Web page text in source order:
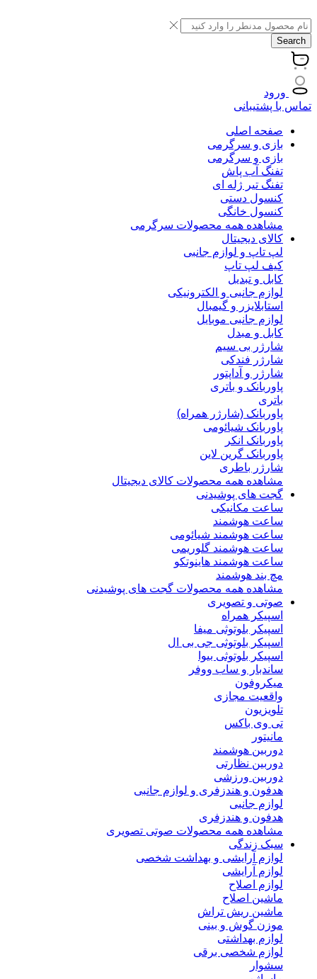
Search
ورود
تماس با پشتیبانی
صفحه اصلی
بازی و سرگرمی
بازی و سرگرمی
تفنگ آب پاش
تفنگ تیر ژله ای
کنسول دستی
کنسول خانگی
مشاهده همه محصولات سرگرمی
کالای دیجیتال
لپ تاپ و لوازم جانبی
کیف لپ تاپ
کابل و تبدیل
لوازم جانبی و الکترونیکی
استابلایزر و گیمبال
لوازم جانبی موبایل
کابل و مبدل
شارژر بی سیم
شارژر فندکی
شارژر و آداپتور
پاوربانک و باتری
باتری
پاوربانک (شارژر همراه)
پاوربانک شیائومی
پاوربانک انکر
پاوربانک گرین لاین
شارژر باطری
مشاهده همه محصولات کالای دیجیتال
گجت های پوشیدنی
ساعت مکانیکی
ساعت هوشمند
ساعت هوشمند شیائومی
ساعت هوشمند گلوریمی
ساعت هوشمند هاینوتکو
مچ بند هوشمند
مشاهده همه محصولات گجت های پوشیدنی
صوتی و تصویری
اسپیکر همراه
اسپیکر بلوتوثی میفا
اسپیکر بلوتوثی جی بی ال
اسپیکر بلوتوثی بیوا
ساندبار و ساب ووفر
میکروفون
واقعیت مجازی
تلویزیون
تی وی باکس
مانیتور
دوربین هوشمند
دوربین نظارتی
دوربین ورزشی
هدفون و هندزفری و لوازم جانبی
لوازم جانبی
هدفون و هندزفری
مشاهده همه محصولات صوتی تصویری
سبک زندگی
لوازم آرایشی و بهداشت شخصی
لوازم آرایشی
لوازم اصلاح
ماشین اصلاح
ماشین ریش تراش
موزن گوش و بینی
لوازم بهداشتی
لوازم شخصی برقی
سشوار